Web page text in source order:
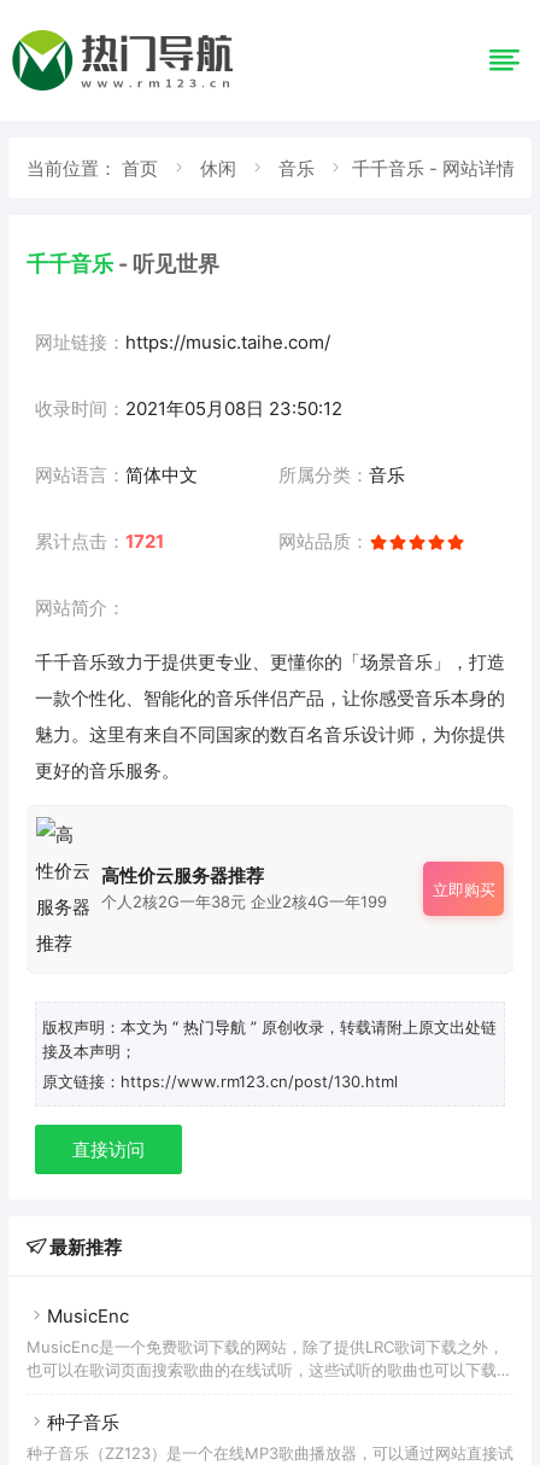
当前位置： 首页 休闲 音乐 千千音乐 - 网站详情
千千音乐 - 听见世界
网址链接： https://music.taihe.com/
收录时间： 2021年05月08日 23:50:12
网站语言： 简体中文 所属分类： 音乐
累计点击： 1721 网站品质：
网站简介：
千千音乐致力于提供更专业、更懂你的「场景音乐」，打造
一款个性化、智能化的音乐伴侣产品，让你感受音乐本身的
魅力。这里有来自不同国家的数百名音乐设计师，为你提供
更好的音乐服务。
高性价云服务器推荐
个人2核2G一年38元 企业2核4G一年199
立即购买
版权声明：本文为 “ 热门导航 ” 原创收录，转载请附上原文出处链
接及本声明；
原文链接：https://www.rm123.cn/post/130.html
直接访问
最新推荐
MusicEnc
MusicEnc是一个免费歌词下载的网站，除了提供LRC歌词下载之外，
也可以在歌词页面搜索歌曲的在线试听，这些试听的歌曲也可以下载，
不涉及版权问题，所以这里的歌词可选结果相对会更全面。虽然
种子音乐
种子音乐（ZZ123）是一个在线MP3歌曲播放器，可以通过网站直接试